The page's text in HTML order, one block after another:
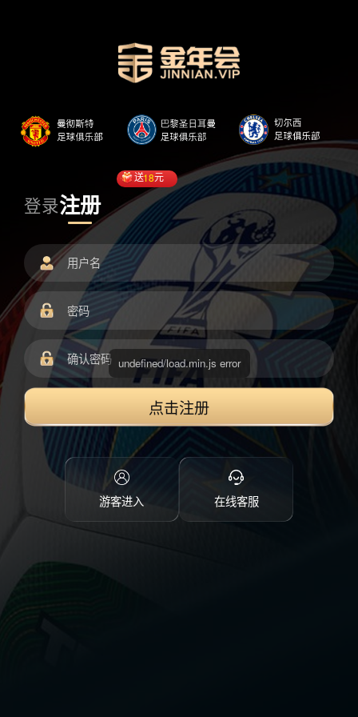
登录注册
送18元
点击注册
游客进入 在线客服